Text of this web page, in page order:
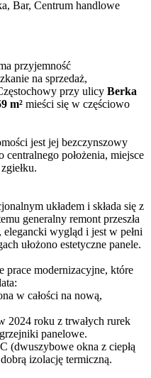
Bar, Centrum handlowe
przyjemność
na sprzedaż,
przy ulicy Berka
m² mieści się w częściowo
jest jej bezczynszowy
położenia, miejsce
układem i składa się z
generalny remont przeszła
elegancki wygląd i jest w pełni
ułożono estetyczne panele.
modernizacyjne, które
w całości na nową,
2024 roku z trwałych rurek
panelowe.
(dwuszybowe okna z ciepłą
izolację termiczną.